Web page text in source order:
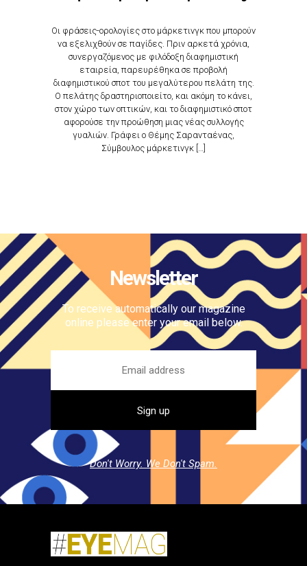
Οι φράσεις-ορολογίες στο μάρκετινγκ που μπορούν
να εξελιχθούν σε παγίδες. Πριν αρκετά χρόνια,
συνεργαζόμενος με φιλόδοξη διαφημιστική
εταιρεία, παρευρέθηκα σε προβολή
διαφημιστικού σποτ του μεγαλύτερου πελάτη της.
Ο πελάτης δραστηριοποιείτο, και ακόμη το κάνει,
στον χώρο των οπτικών, και το διαφημιστικό σποτ
αφορούσε την προώθηση μιας νέας συλλογής
γυαλιών. Γράφει ο Θέμης Σαρανταένας,
Σύμβουλος μάρκετινγκ […]
Newsletter
To receive automatically our magazine
online please enter your email below.
Don't Worry. We Don't Spam.